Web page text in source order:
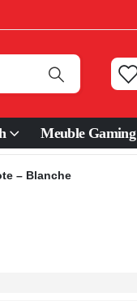
Meuble Gaming
– Blanche